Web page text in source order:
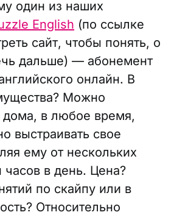
один из наших
English (по ссылке
сайт, чтобы понять, о
дальше) — абонемент
онлайн. В
Можно
дома, в любое время,
выстраивать свое
ему от нескольких
в день. Цена?
по скайпу или в
Относительно